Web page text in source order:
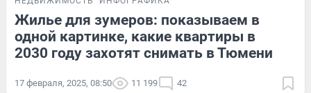
Жилье для зумеров: показываем в
одной картинке, какие квартиры в
2030 году захотят снимать в Тюмени
17 февраля, 2025, 08:50 11 199 42